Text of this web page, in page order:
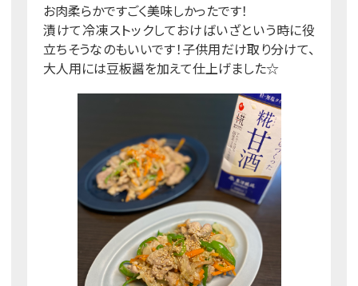
お肉柔らかですごく美味しかったです！
漬けて冷凍ストックしておけばいざという時に役
立ちそうなのもいいです！子供用だけ取り分けて、
大人用には豆板醤を加えて仕上げました☆